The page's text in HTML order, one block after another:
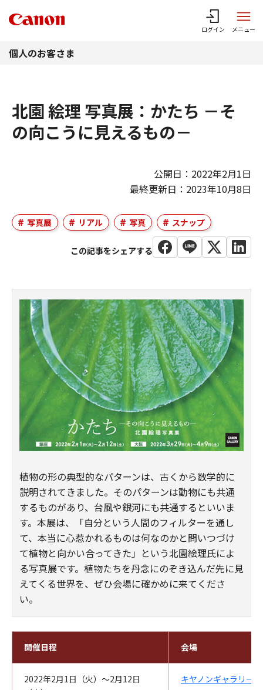
ログイン メニュー
個人のお客さま
北園 絵理 写真展：かたち －そ
の向こうに見えるもの－
公開日：2022年2月1日
最終更新日：2023年10月8日
写真展 リアル 写真 スナップ
植物の形の典型的なパターンは、古くから数学的に
説明されてきました。そのパターンは動物にも共通
するものがあり、台風や銀河にも共通するといいま
す。本展は、「自分という人間のフィルターを通し
て、本当に心惹かれるものは何なのかと問いつづけ
て植物と向かい合ってきた」という北園絵理氏によ
る写真展です。植物たちを丹念にのぞき込んだ先に見
えてくる世界を、ぜひ会場に確かめに来てくださ
い。
開催日程 会場
2022年2月1日（火）～2月12日
キヤノンギャラリー